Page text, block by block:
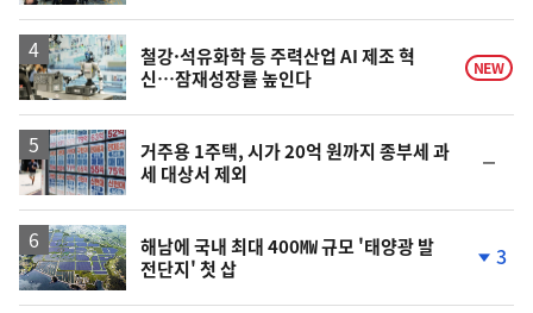
철강·석유화학 등 주력산업 AI 제조 혁
신…잠재성장률 높인다
NEW
거주용 1주택, 시가 20억 원까지 종부세 과
세 대상서 제외
일
해남에 국내 최대 400㎿ 규모 '태양광 발
전단지' 첫 삽
계
3